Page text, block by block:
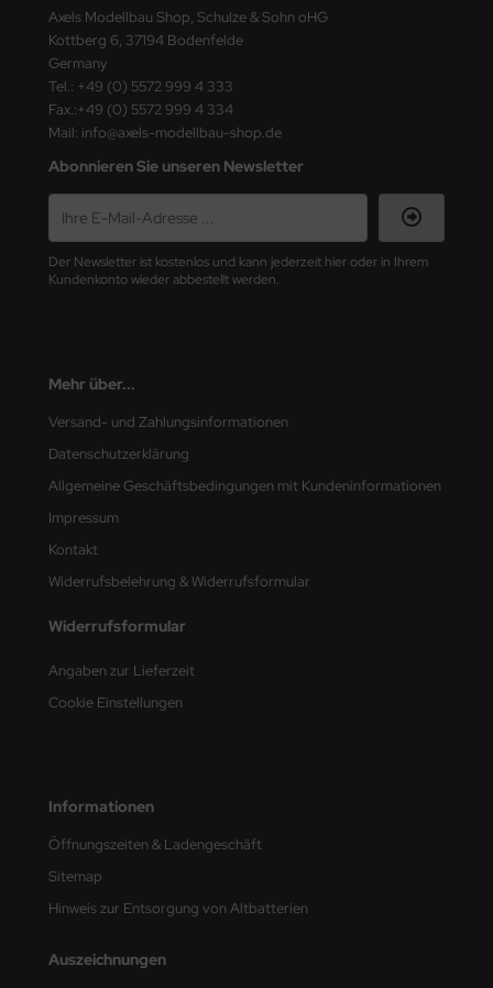
Axels Modellbau Shop, Schulze & Sohn oHG
Kottberg 6, 37194 Bodenfelde
Germany
Tel.: +49 (0) 5572 999 4 333
Fax.:+49 (0) 5572 999 4 334
Mail: info@axels-modellbau-shop.de
Abonnieren Sie unseren Newsletter
Der Newsletter ist kostenlos und kann jederzeit hier oder in Ihrem
Kundenkonto wieder abbestellt werden.
Mehr über...
Versand- und Zahlungsinformationen
Datenschutzerklärung
Allgemeine Geschäftsbedingungen mit Kundeninformationen
Impressum
Kontakt
Widerrufsbelehrung & Widerrufsformular
Widerrufsformular
Angaben zur Lieferzeit
Cookie Einstellungen
Informationen
Öffnungszeiten & Ladengeschäft
Sitemap
Hinweis zur Entsorgung von Altbatterien
Auszeichnungen